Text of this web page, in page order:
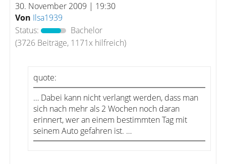
30. November 2009 | 19:30
Von Ilsa1939
Status:
Bachelor
(3726 Beiträge, 1171x hilfreich)
quote:
… Dabei kann nicht verlangt werden, dass man
sich nach mehr als 2 Wochen noch daran
erinnert, wer an einem bestimmten Tag mit
seinem Auto gefahren ist. …